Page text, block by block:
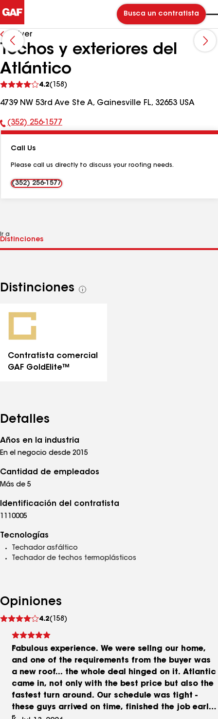
Busca un contratista
Volver
Techos y exteriores del
Atlántico
4.2(158)
comentarios
4739 NW 53rd Ave Ste A, Gainesville FL, 32653 USA
Número
teléfono:
(352) 256-1577
Call Us
Please call us directly to discuss your roofing needs.
(352) 256-1577
Ir a
Distinciones
Ver
Contratista comercial
GAF GoldElite™
Detalles
Años en la industria
En el negocio desde 2015
Cantidad de empleados
Más de 5
Identificación del contratista
1110005
Tecnologías
Techador asfáltico
Techador de techos termoplásticos
Opiniones
4.2(158)
comentarios
Fabulous experience. We were sellng our home,
and one of the requirements from the buyer was
a new roof... the whole deal hinged on it. Atlantic
came in, not only with the best price but also the
fastest turn around. Our schedule was tight -
these guys arrived on time, finished the job early